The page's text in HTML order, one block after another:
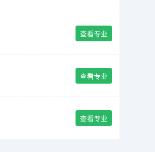
查看专业
查看专业
查看专业